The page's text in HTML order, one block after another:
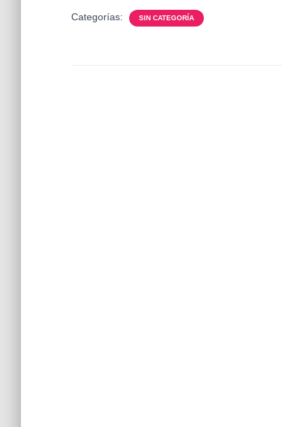
Categorías: SIN CATEGORÍA